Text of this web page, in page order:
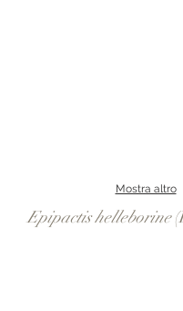
Mostra altro
Epipactis helleborine